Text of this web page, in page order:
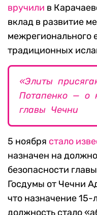
вручили в
вклад в развитие
межрегионального
традиционных
«Элиты
Потапенко — о
главы Чечни
5 ноября стало
назначен на
безопасности
Госдумы от Чечни
что назначение
должность стало